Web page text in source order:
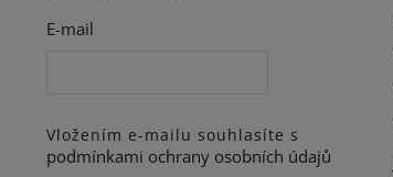
E-mail
Vložením e-mailu souhlasíte s
podmínkami ochrany osobních údajů